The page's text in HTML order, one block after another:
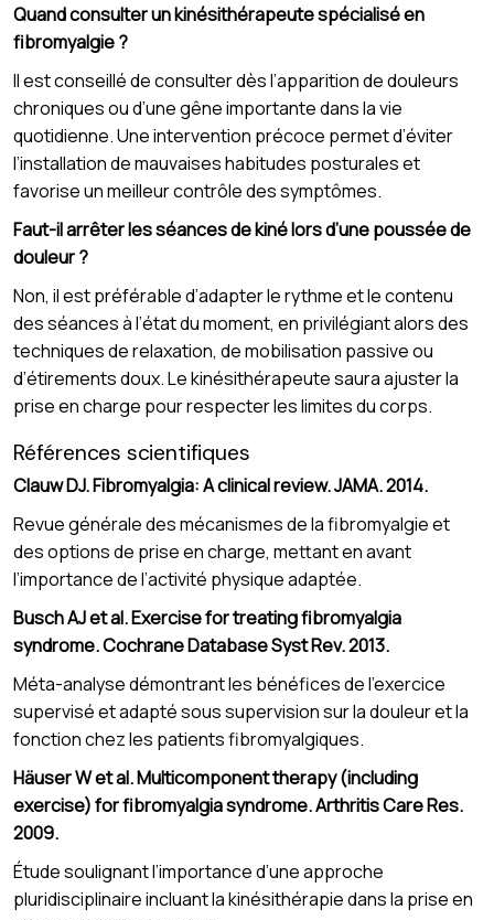
Quand consulter un kinésithérapeute spécialisé en
fibromyalgie ?
Il est conseillé de consulter dès l’apparition de douleurs
chroniques ou d’une gêne importante dans la vie
quotidienne. Une intervention précoce permet d’éviter
l’installation de mauvaises habitudes posturales et
favorise un meilleur contrôle des symptômes.
Faut-il arrêter les séances de kiné lors d’une poussée de
douleur ?
Non, il est préférable d’adapter le rythme et le contenu
des séances à l’état du moment, en privilégiant alors des
techniques de relaxation, de mobilisation passive ou
d’étirements doux. Le kinésithérapeute saura ajuster la
prise en charge pour respecter les limites du corps.
Références scientifiques
Clauw DJ. Fibromyalgia: A clinical review. JAMA. 2014.
Revue générale des mécanismes de la fibromyalgie et
des options de prise en charge, mettant en avant
l’importance de l’activité physique adaptée.
Busch AJ et al. Exercise for treating fibromyalgia
syndrome. Cochrane Database Syst Rev. 2013.
Méta-analyse démontrant les bénéfices de l’exercice
supervisé et adapté sous supervision sur la douleur et la
fonction chez les patients fibromyalgiques.
Häuser W et al. Multicomponent therapy (including
exercise) for fibromyalgia syndrome. Arthritis Care Res.
2009.
Étude soulignant l’importance d’une approche
pluridisciplinaire incluant la kinésithérapie dans la prise en